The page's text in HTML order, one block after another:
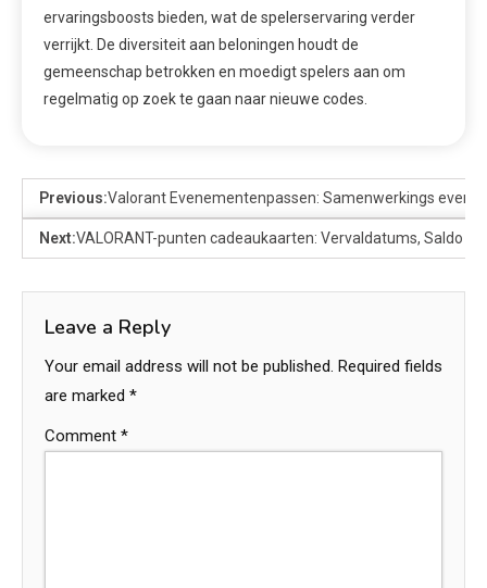
ervaringsboosts bieden, wat de spelerservaring verder
verrijkt. De diversiteit aan beloningen houdt de
gemeenschap betrokken en moedigt spelers aan om
regelmatig op zoek te gaan naar nieuwe codes.
Previous:Valorant Evenementenpassen: Samenwerkings
Next:VALORANT-punten cadeaukaarten: Vervaldatums, Saldo
Leave a Reply
Your email address will not be published. Required fields
are marked *
Comment *